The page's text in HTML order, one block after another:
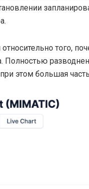
того,
Полностью
этом большая